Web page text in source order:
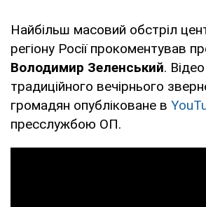
Найбільш масовий обстріл
регіону Росії прокоментував
Володимир Зеленський.
традиційного вечірнього
громадян опубліковане в
пресслужбою ОП.